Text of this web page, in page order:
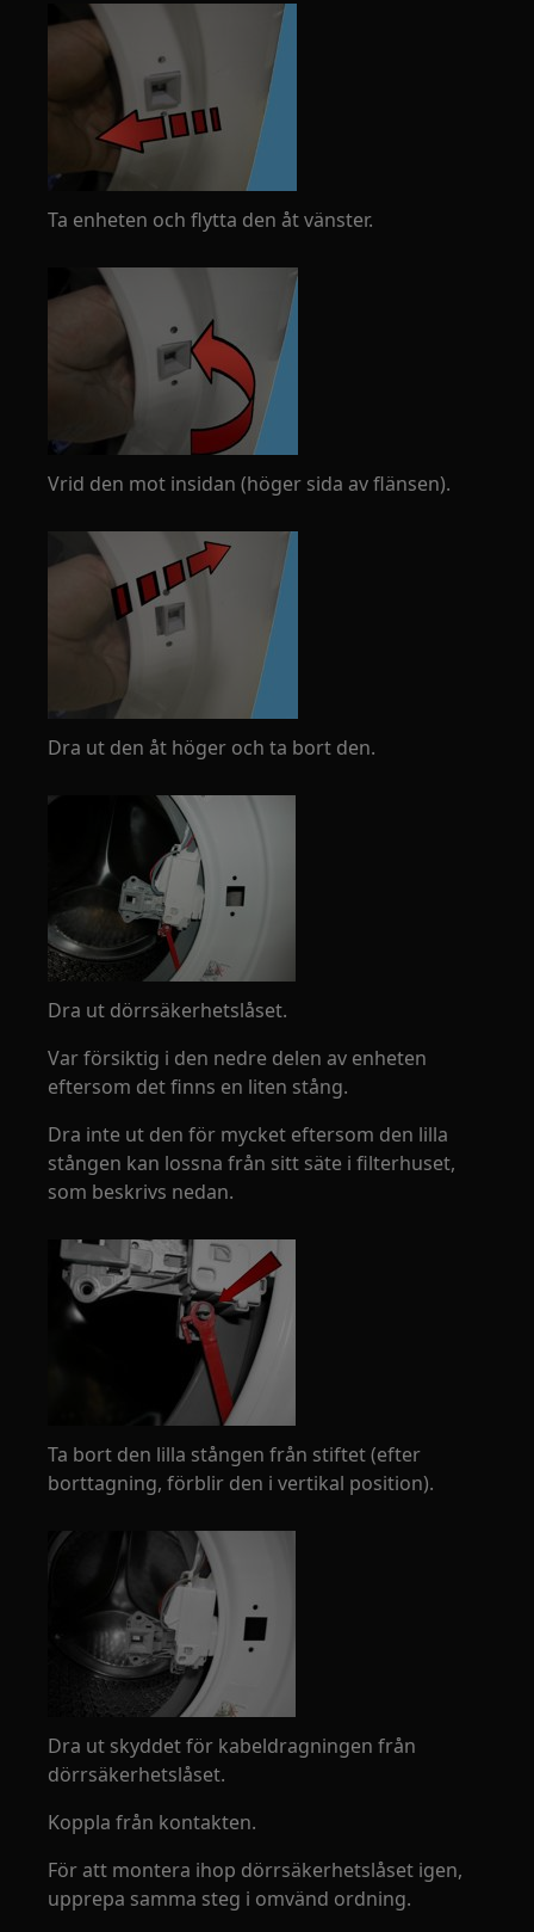
Ta enheten och flytta den åt vänster.
Vrid den mot insidan (höger sida av flänsen).
Dra ut den åt höger och ta bort den.
Dra ut dörrsäkerhetslåset.
Var försiktig i den nedre delen av enheten
eftersom det finns en liten stång.
Dra inte ut den för mycket eftersom den lilla
stången kan lossna från sitt säte i filterhuset,
som beskrivs nedan.
Ta bort den lilla stången från stiftet (efter
borttagning, förblir den i vertikal position).
Dra ut skyddet för kabeldragningen från
dörrsäkerhetslåset.
Koppla från kontakten.
För att montera ihop dörrsäkerhetslåset igen,
upprepa samma steg i omvänd ordning.